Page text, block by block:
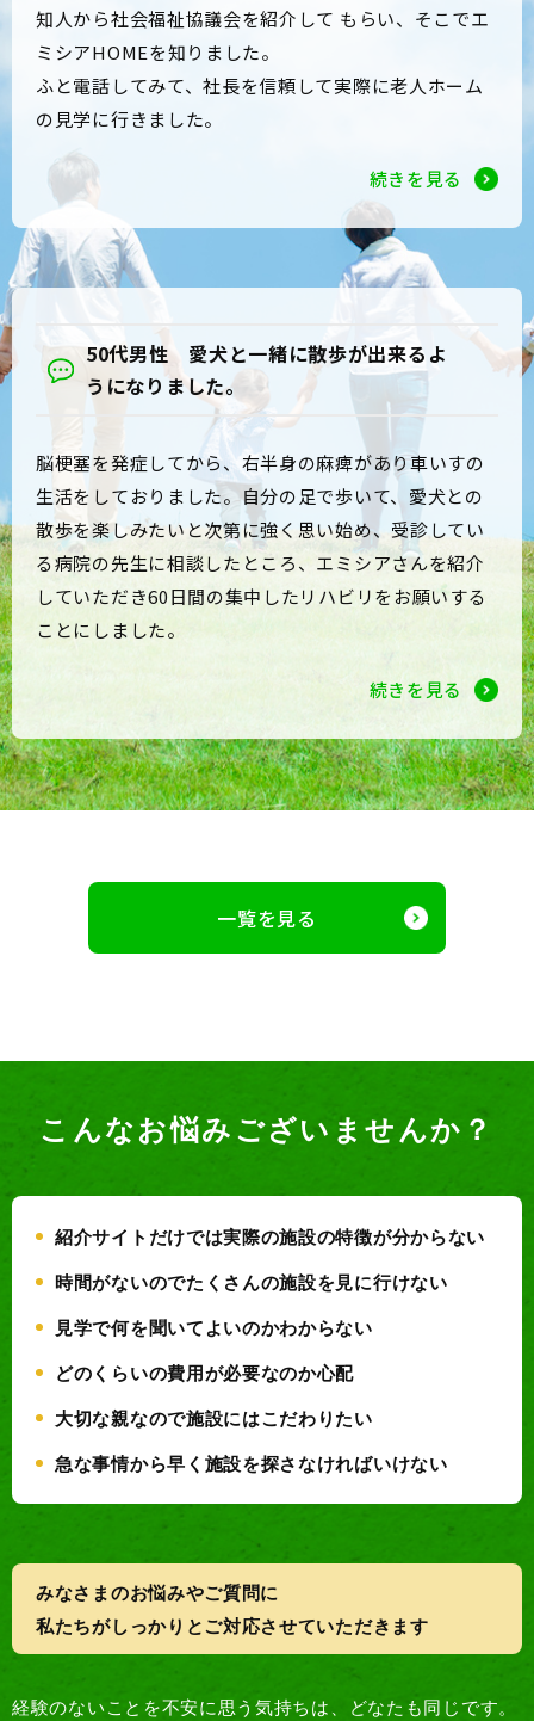
知人から社会福祉協議会を紹介して もらい、そこでエ
ミシアHOMEを知りました。
ふと電話してみて、社長を信頼して実際に老人ホーム
の見学に行きました。
続きを見る
50代男性 愛犬と一緒に散歩が出来るよ
うになりました。
脳梗塞を発症してから、右半身の麻痺があり車いすの
生活をしておりました。自分の足で歩いて、愛犬との
散歩を楽しみたいと次第に強く思い始め、受診してい
る病院の先生に相談したところ、エミシアさんを紹介
していただき60日間の集中したリハビリをお願いする
ことにしました。
続きを見る
一覧を見る
こんなお悩みございませんか？
紹介サイトだけでは実際の施設の特徴が分からない
時間がないのでたくさんの施設を見に行けない
見学で何を聞いてよいのかわからない
どのくらいの費用が必要なのか心配
大切な親なので施設にはこだわりたい
急な事情から早く施設を探さなければいけない
みなさまのお悩みやご質問に
私たちがしっかりとご対応させていただきます
経験のないことを不安に思う気持ちは、どなたも同じです。